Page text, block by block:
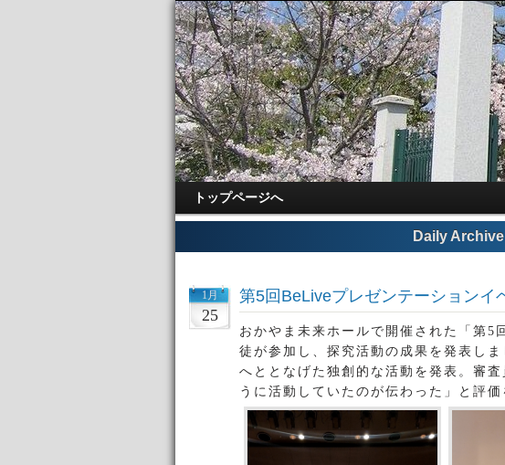
トップページへ
Daily
1月
25
第5回BeLiveプレゼンテーションイ
おかやま未来ホールで開催された「第
徒が参加し、探究活動の成果を発表し
へととなげた独創的な活動を発表。審
うに活動していたのが伝わった」と評価